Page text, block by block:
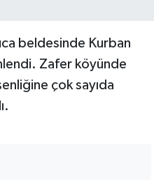
beldesinde Kurban
Zafer köyünde
çok sayıda